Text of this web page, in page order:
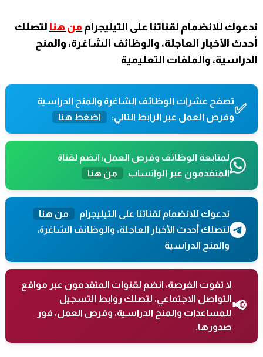
ندعوك للانضمام لقناتنا على التيليجرام من هنا لتصلك
أحدث الأخبار العاجلة، والوظائف الشاغرة، والمنح
الدراسية، والملفات التعليمية
✅تصفح عشرات الوظائف الشاغرة والمنح الدراسية
وفرص العمل عبر الرابط التالي:
اضغط هنا
لمتابعة الوظائف وفرص العمل؛ انضم لقناة
المتقدمون عبر الواتساب
من هنا
ندعوك للانضمام لقناتنا على التيليجرام
من هنا
لتصلك أحدث الأخبار العاجلة، والوظائف الشاغرة،
والمنح الدراسية
📢
لا تفوت الفرصة، انضم لقنوات المتقدمون عبر مواقع
التواصل الاجتماعي، لتصلك روابط التسجيل
للمساعدات والمنح الدراسية، وفرص العمل، فور
صدورها.